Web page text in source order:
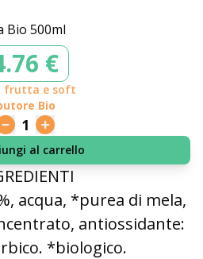
€
frutta e soft
Bio
1
al carrello
acqua, *purea di mela,
antiossidante:
*biologico.